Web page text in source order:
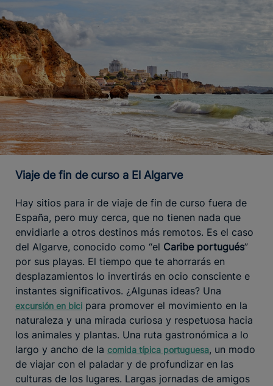
Viaje de fin de curso a El Algarve
Hay sitios para ir de viaje de fin de curso fuera de
España, pero muy cerca, que no tienen nada que
envidiarle a otros destinos más remotos. Es el caso
del Algarve, conocido como “el Caribe portugués”
por sus playas. El tiempo que te ahorrarás en
desplazamientos lo invertirás en ocio consciente e
instantes significativos. ¿Algunas ideas? Una
excursión en bici para promover el movimiento en la
naturaleza y una mirada curiosa y respetuosa hacia
los animales y plantas. Una ruta gastronómica a lo
largo y ancho de la comida típica portuguesa, un modo
de viajar con el paladar y de profundizar en las
culturas de los lugares. Largas jornadas de amigos